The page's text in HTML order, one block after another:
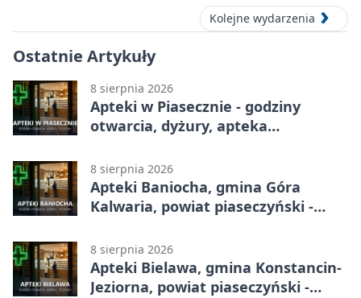
Kolejne wydarzenia
Ostatnie Artykuły
8 sierpnia 2026
Apteki w Piasecznie - godziny
otwarcia, dyżury, apteka
8 sierpnia 2026
Apteki Baniocha, gmina Góra
Kalwaria, powiat piaseczyński -
8 sierpnia 2026
Apteki Bielawa, gmina Konstancin-
Jeziorna, powiat piaseczyński -